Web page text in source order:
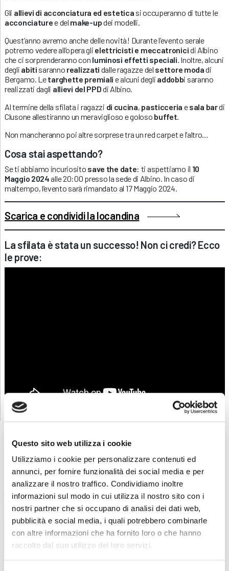
Questo sito web utilizza i cookie
Utilizziamo i cookie per personalizzare contenuti ed
annunci, per fornire funzionalità dei social media e per
analizzare il nostro traffico. Condividiamo inoltre
informazioni sul modo in cui utilizza il nostro sito con i
nostri partner che si occupano di analisi dei dati web,
pubblicità e social media, i quali potrebbero combinarle
con altre informazioni che ha fornito loro o che hanno
raccolto dal suo utilizzo dei loro servizi.
Gli allievi di acconciatura ed estetica si occuperanno di tutte le
acconciaturee del make-updei modelli.
Quest’anno avremo anche delle novità! Durante l’evento serale
potremo vedere all’opera gli elettricisti e meccatronicidi Albino
che ci sorprenderanno con luminosi effetti speciali . Inoltre, alcuni
degli abiti saranno realizzati dalle ragazze del settore modadi
Bergamo. Letarghette premiali e alcuni degli addobbi saranno
realizzati dagli allievi del PPDdi Albino.
Al termine della sfilata i ragazzi di cucina, pasticceria esala bardi
Clusone allestiranno un meraviglioso e goloso buffet
Non mancheranno poi altre sorprese tra un red carpet e l’altro…
Cosa stai aspettando?
Se ti abbiamo incuriosito save the date: ti aspettiamo il 10
Maggio 2024alle 20:00 presso la sede di Albino. In caso di
maltempo, l’evento sarà rimandato al 17 Maggio 2024.
Scarica e condividi la locandina
La sfilata è stata un successo! Non ci credi? Ecco
le prove:
ABF
12 Maggio 2026 La sfilata di fine anno
Anche quest’anno ABF Albino ci ha fatto
viaggiare nel tempo